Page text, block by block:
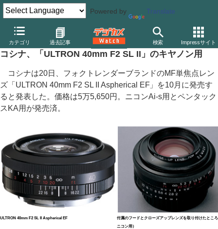
Powered by Translate
カテゴリ 過去記事 検索 Impressサイト
デジカメ Watch レンズ 交換レンズ フォクトレンダー
コシナ、「ULTRON 40mm F2 SL II」のキヤノン用
コシナは20日、フォクトレンダーブランドのMF単焦点レン
ズ「ULTRON 40mm F2 SL II Aspherical EF」を10月に発売す
ると発表した。価格は5万5,650円。ニコンAi-s用とペンタック
スKA用が発売済。
ULTRON 40mm F2 SL II Aspherical EF
付属のフードとクローズアップレンズを取り付けたとこ
ニコン用）